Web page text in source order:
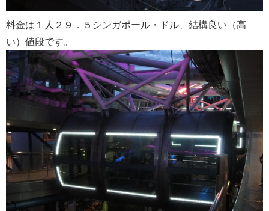
料金は１人２９．５シンガポール・ドル、結構良い（高
い）値段です。